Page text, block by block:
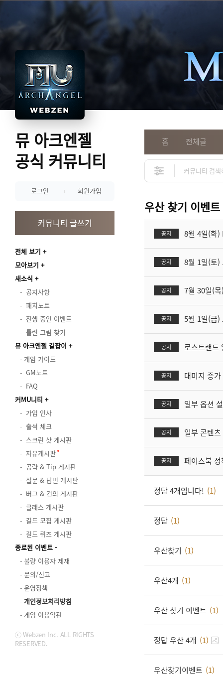
뮤 아크엔젤
공식 커뮤니티
로그인 회원가입
커뮤니티 글쓰기
전체 보기
모아보기
새소식
공지사항
패치노트
진행 중인 이벤트
틀린 그림 찾기
뮤 아크엔젤 길잡이
게임 가이드
GM노트
FAQ
커MU니티
가입 인사
출석 체크
스크린 샷 게시판
자유게시판
공략 & Tip 게시판
질문 & 답변 게시판
버그 & 건의 게시판
클래스 게시판
길드 모집 게시판
길드 퀴즈 게시판
종료된 이벤트
불량 이용자 제재
문의/신고
운영정책
개인정보처리방침
게임 이용약관
ⓒ Webzen Inc. ALL RIGHTS
RESERVED.
홈 전체글
우산 찾기 이벤트
공지 8월 4일(화)
공지 8월 1일(토)
공지 7월 30일(
공지 5월 1일(금)
공지 로스트랜드
공지 대미지 증
공지 일부 옵션
공지 일부 콘텐
공지 페이스북
정답 4개입니다! (1)
정답 (1)
우산찾기 (1)
우산4개 (1)
우산 찾기 이벤트 (1)
정답 우산 4개 (1)
우산찾기이벤트 (1)